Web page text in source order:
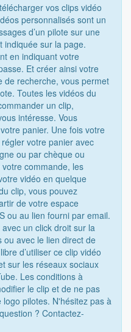
vos clips vidéo
personnalisés sont un
d’un pilote sur une
indiquée sur la page.
en indiquant votre
Et créer ainsi votre
de recherche, vous permet
Toutes les vidéos du
un clip,
intéresse. Vous
panier. Une fois votre
votre panier avec
ou par chèque ou
commande, les
vidéo en quelque
clip, vous pouvez
de votre espace
ou au lien fourni par email.
un click droit sur la
ou avec le lien direct de
d’utiliser ce clip vidéo
sur les réseaux sociaux
Les conditions à
le clip et de ne pas
pilotes. N'hésitez pas à
? Contactez-